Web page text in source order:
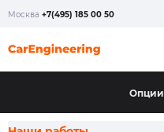
Москва +7(495) 185 00 50
Опции